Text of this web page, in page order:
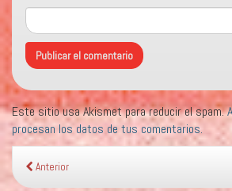
Este sitio usa Akismet para reducir el spam.
procesan los datos de tus comentarios.
Anterior